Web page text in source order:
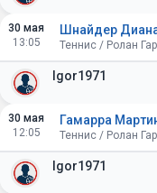
30 мая
13:05
Igor1971
Шнайдер
Теннис / Ролан
30 мая
12:05
Igor1971
Теннис / Ролан